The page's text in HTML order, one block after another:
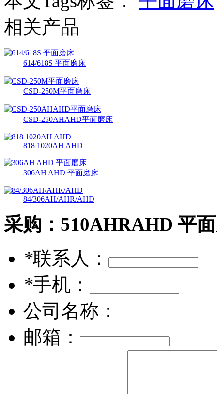
相关产品
614/618S 平面磨床
CSD-250M平面磨床
CSD-250AHAHD平面磨床
818 1020AH AHD
306AH AHD 平面磨床
84/306AH/AHR/AHD
采购： 510AHRAHD 平
*联系人：
*手机：
公司名称：
邮箱：